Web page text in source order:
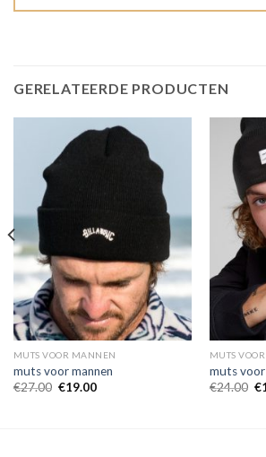
GERELATEERDE PRODUCTEN
MUTS VOOR MANNEN
muts voor mannen
€27.00 €19.00
MUTS
muts voor
€24.00 €